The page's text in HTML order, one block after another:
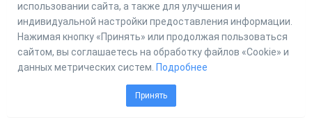
использовании сайта, а также для улучшения и
индивидуальной настройки предоставления информации.
Нажимая кнопку «Принять» или продолжая пользоваться
сайтом, вы соглашаетесь на обработку файлов «Cookie» и
данных метрических систем. Подробнее
Принять